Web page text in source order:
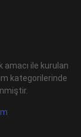
amacı ile kurulan
kategorilerinde